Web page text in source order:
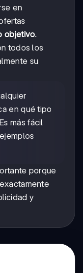
en
objetivo.
todos los
su
en qué tipo
más fácil
porque
y